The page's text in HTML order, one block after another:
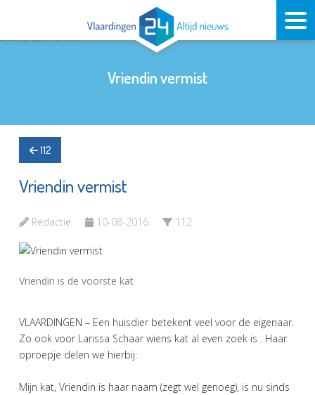
Vriendin vermist
112
Vriendin vermist
Redactie 10-08-2016 112
Vriendin is de voorste kat
VLAARDINGEN – Een huisdier betekent veel voor de eigenaar.
Zo ook voor Larissa Schaar wiens kat al even zoek is . Haar
oproepje delen we hierbij:
Mijn kat, Vriendin is haar naam (zegt wel genoeg), is nu sinds